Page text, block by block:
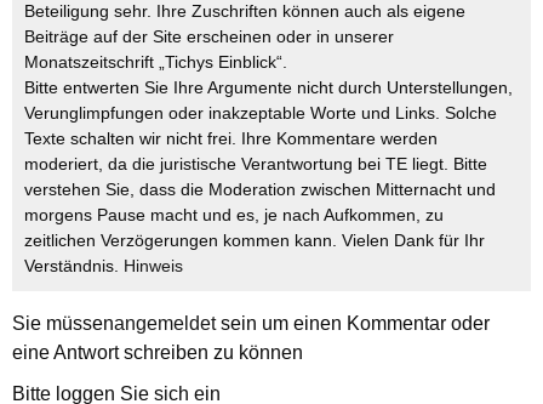
Beteiligung sehr. Ihre Zuschriften können auch als eigene
Beiträge auf der Site erscheinen oder in unserer
Monatszeitschrift „Tichys Einblick“.
Bitte entwerten Sie Ihre Argumente nicht durch Unterstellungen,
Verunglimpfungen oder inakzeptable Worte und Links. Solche
Texte schalten wir nicht frei. Ihre Kommentare werden
moderiert, da die juristische Verantwortung bei TE liegt. Bitte
verstehen Sie, dass die Moderation zwischen Mitternacht und
morgens Pause macht und es, je nach Aufkommen, zu
zeitlichen Verzögerungen kommen kann. Vielen Dank für Ihr
Verständnis. Hinweis
Sie müssenangemeldetsein um einen Kommentar oder
eine Antwort schreiben zu können
Bitte loggen Sie sich ein